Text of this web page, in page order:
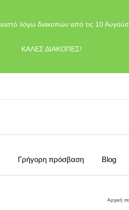
λόγω διακοπών από τις 10
ΚΑΛΕΣ ΔΙΑΚΟΠΕΣ!
Γρήγορη πρόσβαση Blog
Αρχική